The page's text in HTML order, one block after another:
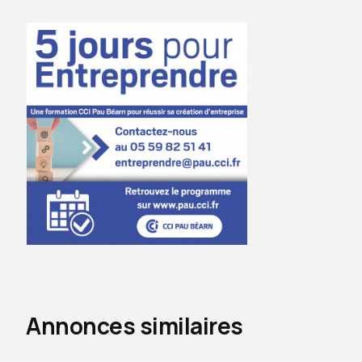
Annonces similaires